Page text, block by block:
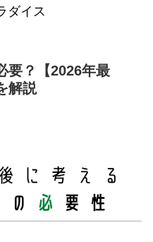
ダイス
要？【2026年最
解説